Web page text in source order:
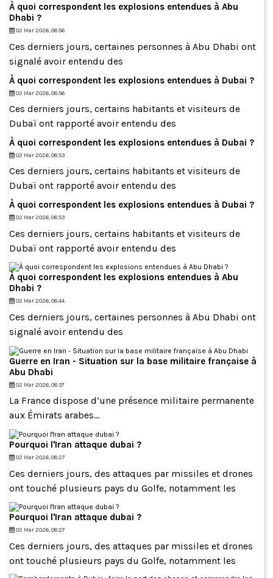
À quoi correspondent les explosions entendues à Abu
Dhabi ?
02 Mar 2026, 08:56
Ces derniers jours, certaines personnes à Abu Dhabi ont
signalé avoir entendu des
À quoi correspondent les explosions entendues à Dubai ?
02 Mar 2026, 08:56
Ces derniers jours, certains habitants et visiteurs de
Dubaï ont rapporté avoir entendu des
À quoi correspondent les explosions entendues à Dubai ?
02 Mar 2026, 08:53
Ces derniers jours, certains habitants et visiteurs de
Dubaï ont rapporté avoir entendu des
À quoi correspondent les explosions entendues à Dubai ?
02 Mar 2026, 08:53
Ces derniers jours, certains habitants et visiteurs de
Dubaï ont rapporté avoir entendu des
À quoi correspondent les explosions entendues à Abu
Dhabi ?
02 Mar 2026, 08:44
Ces derniers jours, certaines personnes à Abu Dhabi ont
signalé avoir entendu des
Guerre en Iran - Situation sur la base militaire française à
Abu Dhabi
02 Mar 2026, 08:37
La France dispose d’une présence militaire permanente
aux Émirats arabes...
Pourquoi l'Iran attaque dubai ?
02 Mar 2026, 08:27
Ces derniers jours, des attaques par missiles et drones
ont touché plusieurs pays du Golfe, notamment les
Pourquoi l'Iran attaque dubai ?
02 Mar 2026, 08:27
Ces derniers jours, des attaques par missiles et drones
ont touché plusieurs pays du Golfe, notamment les